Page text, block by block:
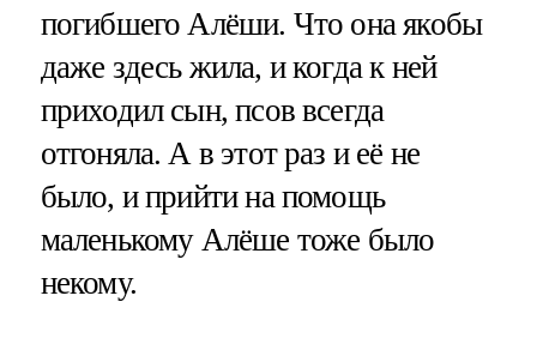
погибшего Алёши. Что она якобы
даже здесь жила, и когда к ней
приходил сын, псов всегда
отгоняла. А в этот раз и её не
было, и прийти на помощь
маленькому Алёше тоже было
некому.